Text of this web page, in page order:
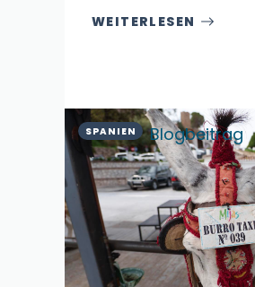
WEITERLESEN
SPANIEN Blogbeitrag